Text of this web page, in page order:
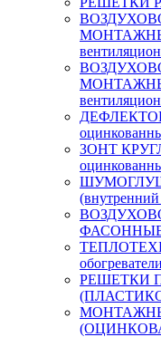
ЗОНТ
ФАСОННЫЕ
РЕШЕТКИ